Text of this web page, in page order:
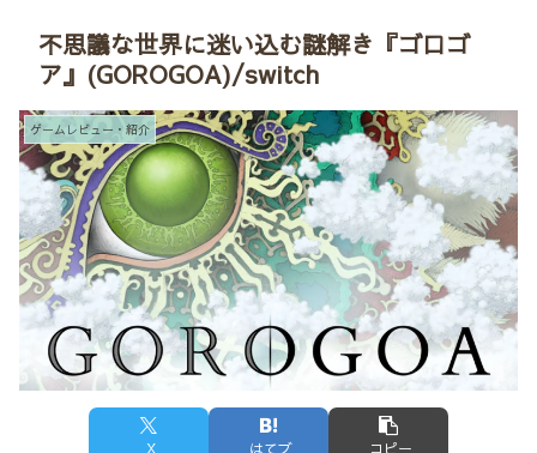
不思議な世界に迷い込む謎解き『ゴロゴ
ア』(GOROGOA)/switch
ゲームレビュー・紹介
X はてブ コピー